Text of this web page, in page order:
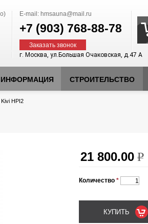
E-mail: hmsauna@mail.ru
+7 (903) 768-88-78
Заказать звонок
г. Москва, ул.Большая Очаковская, д.47 А
ИНФОРМАЦИЯ СТРОИТЕЛЬСТВО
HPI2
21 800.00 k
Количество *